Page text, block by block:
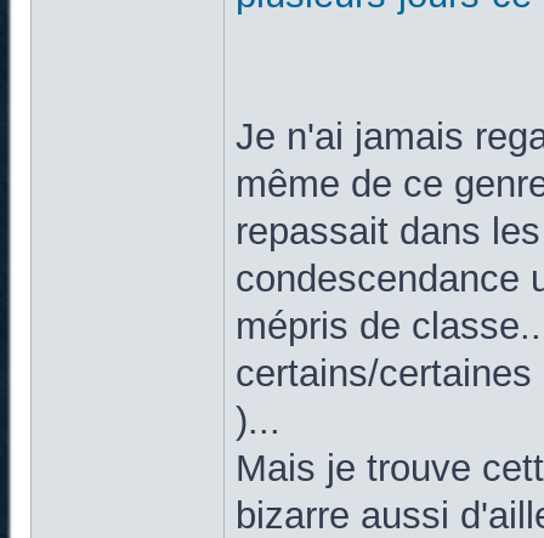
Je n'ai jamais
même de ce
repassait dans
condescendance
mépris de
certains/
)...
Mais je trouve
bizarre aussi